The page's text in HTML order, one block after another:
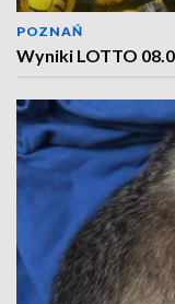
POZNAŃ
Wyniki LOTTO